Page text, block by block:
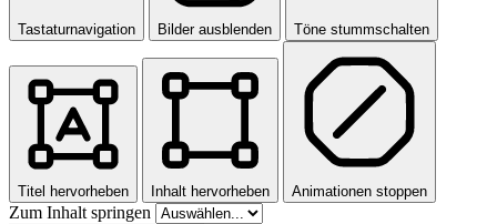
Tastaturnavigation Bilder ausblenden Töne stummschalten
Titel hervorheben Inhalt hervorheben Animationen stoppen
Zum Inhalt springen